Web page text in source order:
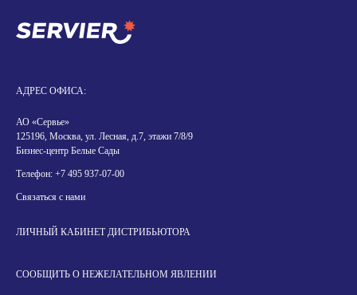
АДРЕС ОФИСА:
АО «Сервье»
125196, Москва, ул. Лесная, д.7, этажи 7/8/9
Бизнес-центр Белые Сады
Телефон: +7 495 937-07-00
Связаться с нами
ЛИЧНЫЙ КАБИНЕТ ДИСТРИБЬЮТОРА
СООБЩИТЬ О НЕЖЕЛАТЕЛЬНОМ ЯВЛЕНИИ